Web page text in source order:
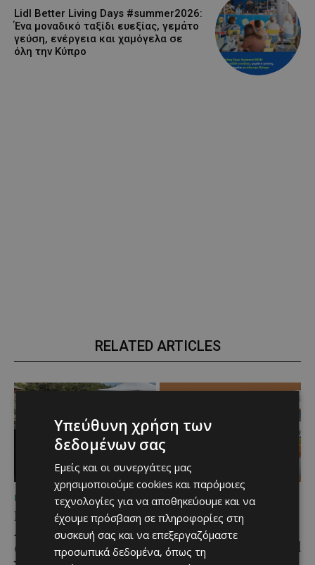
Lidl Better Living Days #summer2026:
Ένα μοναδικό ταξίδι ευεξίας, γεμάτο
γεύση, ενέργεια και χαμόγελα σε
όλη την Κύπρο
RELATED ARTICLES
ΜΈΝΟΥΜΕ ΚΎΠΡΟ
Η αγαπημένη πισίνα του
Αγίου Ιωάννη Πιτσιλιάς
ανοίγει ξανά – Έτοιμη
ΜΈΝΟΥΜΕ ΕΝΗΜΕΡΩΜΈΝΟΙ
Η Arla Protein
συνεχίζει να καινοτομεί
με το Arla Protein Food
Υπεύθυνη χρήση των
δεδομένων σας
Εμείς και οι συνεργάτες μας
χρησιμοποιούμε cookies και παρόμοιες
τεχνολογίες για να αποθηκεύουμε και να
έχουμε πρόσβαση σε πληροφορίες στη
συσκευή σας και να επεξεργαζόμαστε
προσωπικά δεδομένα, όπως τη